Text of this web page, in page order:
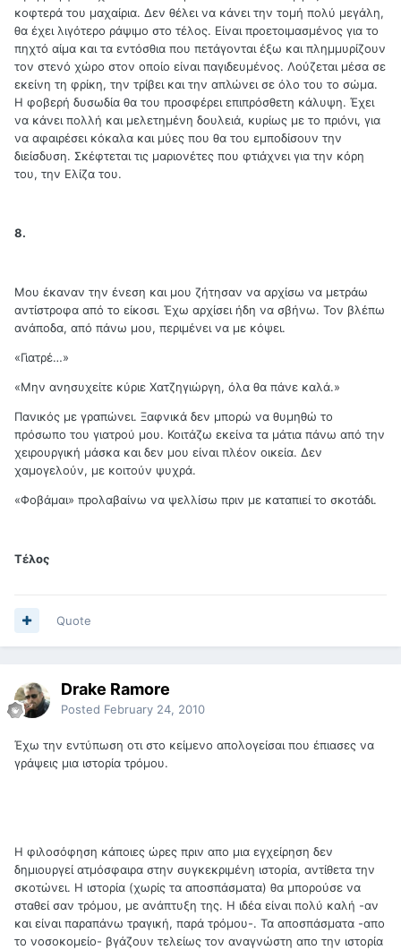
κοφτερά του μαχαίρια. Δεν θέλει να κάνει την τομή πολύ μεγάλη,
θα έχει λιγότερο ράψιμο στο τέλος. Είναι προετοιμασμένος για το
πηχτό αίμα και τα εντόσθια που πετάγονται έξω και πλημμυρίζουν
τον στενό χώρο στον οποίο είναι παγιδευμένος. Λούζεται μέσα σε
εκείνη τη φρίκη, την τρίβει και την απλώνει σε όλο του το σώμα.
Η φοβερή δυσωδία θα του προσφέρει επιπρόσθετη κάλυψη. Έχει
να κάνει πολλή και μελετημένη δουλειά, κυρίως με το πριόνι, για
να αφαιρέσει κόκαλα και μύες που θα του εμποδίσουν την
διείσδυση. Σκέφτεται τις μαριονέτες που φτιάχνει για την κόρη
του, την Ελίζα του.
8.
Μου έκαναν την ένεση και μου ζήτησαν να αρχίσω να μετράω
αντίστροφα από το είκοσι. Έχω αρχίσει ήδη να σβήνω. Τον βλέπω
ανάποδα, από πάνω μου, περιμένει να με κόψει.
«Γιατρέ…»
«Μην ανησυχείτε κύριε Χατζηγιώργη, όλα θα πάνε καλά.»
Πανικός με γραπώνει. Ξαφνικά δεν μπορώ να θυμηθώ το
πρόσωπο του γιατρού μου. Κοιτάζω εκείνα τα μάτια πάνω από την
χειρουργική μάσκα και δεν μου είναι πλέον οικεία. Δεν
χαμογελούν, με κοιτούν ψυχρά.
«Φοβάμαι» προλαβαίνω να ψελλίσω πριν με καταπιεί το σκοτάδι.
Τέλος
Quote
Drake Ramore
Posted February 24, 2010
Έχω την εντύπωση οτι στο κείμενο απολογείσαι που έπιασες να
γράψεις μια ιστορία τρόμου.
Η φιλοσόφηση κάποιες ώρες πριν απο μια εγχείρηση δεν
δημιουργεί ατμόσφαιρα στην συγκεκριμένη ιστορία, αντίθετα την
σκοτώνει. Η ιστορία (χωρίς τα αποσπάσματα) θα μπορούσε να
σταθεί σαν τρόμου, με ανάπτυξη της. Η ιδέα είναι πολύ καλή -αν
και είναι παραπάνω τραγική, παρά τρόμου-. Τα αποσπάσματα -απο
το νοσοκομείο- βγάζουν τελείως τον αναγνώστη απο την ιστορία